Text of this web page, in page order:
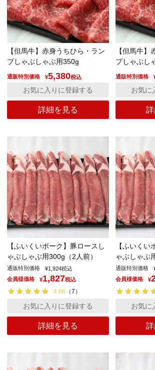
【但馬牛】赤身うちひら・ラン
プしゃぶしゃぶ用350g
通販特別価格 ¥5,380税込
詳細を見る
お気に入りに登録する
【但馬牛】
プしゃぶし
通販特別価格
お気に
【ふいくいポーク】豚ロースし
ゃぶしゃぶ用300g（2人前）
通販特別価格 ¥1,924税込
会員様価格
¥1,827税込
4.86 （7 ）
詳細を見る
お気に入りに登録する
【ふいくい
ゃぶしゃぶ
通販特別価格
会員様価格
¥
お気に